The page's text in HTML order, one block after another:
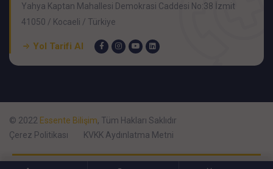
Yahya Kaptan Mahallesi Demokrasi Caddesi No:38 İzmit
41050 / Kocaeli / Türkiye
Yol Tarifi Al
© 2022 Essente Bilişim, Tüm Hakları Saklıdır
Çerez Politikası
KVKK Aydınlatma Metni